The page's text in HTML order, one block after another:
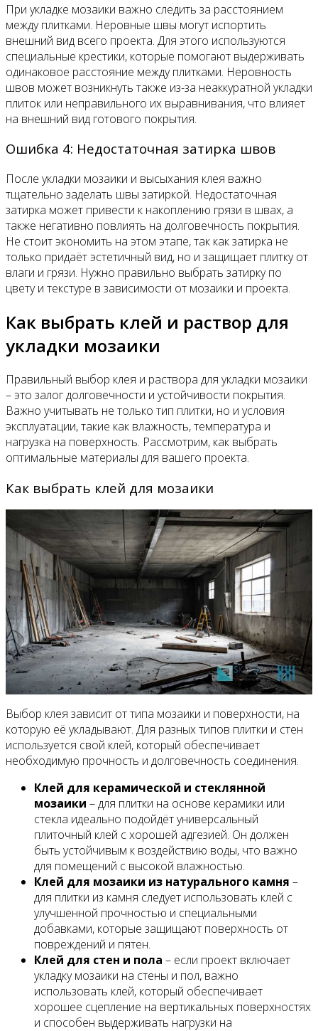
При укладке мозаики важно следить за расстоянием
между плитками. Неровные швы могут испортить
внешний вид всего проекта. Для этого используются
специальные крестики, которые помогают выдерживать
одинаковое расстояние между плитками. Неровность
швов может возникнуть также из-за неаккуратной укладки
плиток или неправильного их выравнивания, что влияет
на внешний вид готового покрытия.
Ошибка 4: Недостаточная затирка швов
После укладки мозаики и высыхания клея важно
тщательно заделать швы затиркой. Недостаточная
затирка может привести к накоплению грязи в швах, а
также негативно повлиять на долговечность покрытия.
Не стоит экономить на этом этапе, так как затирка не
только придаёт эстетичный вид, но и защищает плитку от
влаги и грязи. Нужно правильно выбрать затирку по
цвету и текстуре в зависимости от мозаики и проекта.
Как выбрать клей и раствор для
укладки мозаики
Правильный выбор клея и раствора для укладки мозаики
– это залог долговечности и устойчивости покрытия.
Важно учитывать не только тип плитки, но и условия
эксплуатации, такие как влажность, температура и
нагрузка на поверхность. Рассмотрим, как выбрать
оптимальные материалы для вашего проекта.
Как выбрать клей для мозаики
Выбор клея зависит от типа мозаики и поверхности, на
которую её укладывают. Для разных типов плитки и стен
используется свой клей, который обеспечивает
необходимую прочность и долговечность соединения.
Клей для керамической и стеклянной
мозаики – для плитки на основе керамики или
стекла идеально подойдёт универсальный
плиточный клей с хорошей адгезией. Он должен
быть устойчивым к воздействию воды, что важно
для помещений с высокой влажностью.
Клей для мозаики из натурального камня –
для плитки из камня следует использовать клей с
улучшенной прочностью и специальными
добавками, которые защищают поверхность от
повреждений и пятен.
Клей для стен и пола – если проект включает
укладку мозаики на стены и пол, важно
использовать клей, который обеспечивает
хорошее сцепление на вертикальных поверхностях
и способен выдерживать нагрузки на